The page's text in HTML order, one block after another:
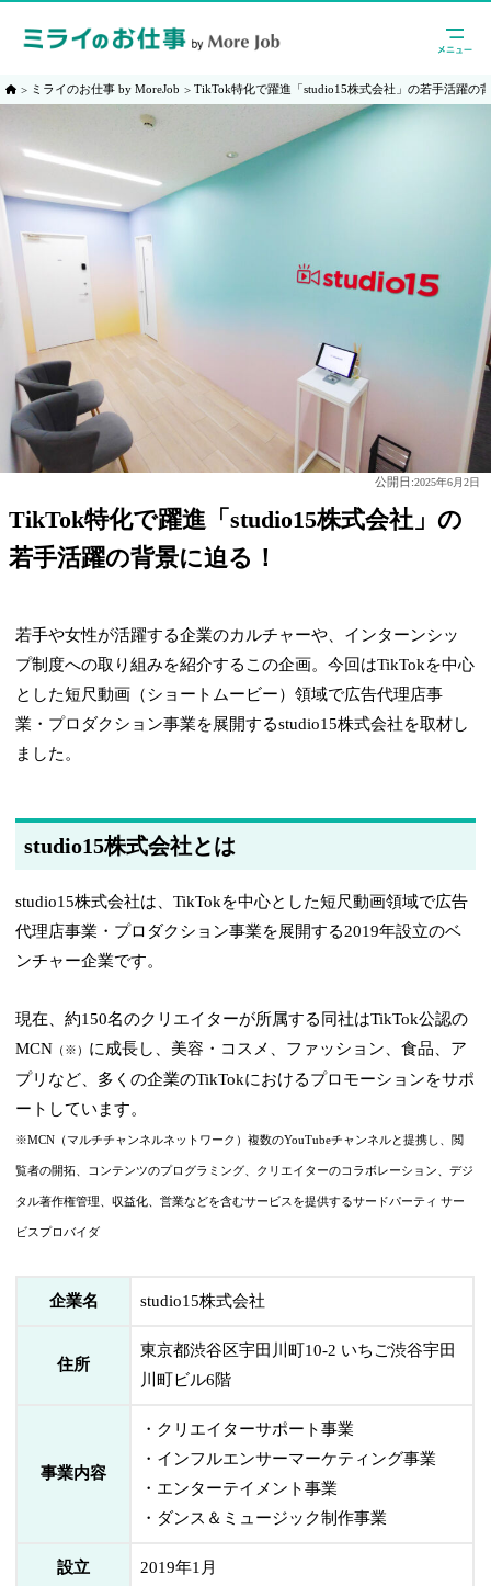
ミライのお仕事 by MoreJob TikTok特化で躍進「studio15株式会社」の若手活躍の
公開日:2025年6月2日
TikTok特化で躍進「studio15株式会社」の
若手活躍の背景に迫る！
若手や女性が活躍する企業のカルチャーや、インターンシッ
プ制度への取り組みを紹介するこの企画。今回はTikTokを中心
とした短尺動画（ショートムービー）領域で広告代理店事
業・プロダクション事業を展開するstudio15株式会社を取材し
ました。
studio15株式会社とは
studio15株式会社は、TikTokを中心とした短尺動画領域で広告
代理店事業・プロダクション事業を展開する2019年設立のベ
ンチャー企業です。
現在、約150名のクリエイターが所属する同社はTikTok公認の
MCN （※） に成長し、美容・コスメ、ファッション、食品、ア
プリなど、多くの企業のTikTokにおけるプロモーションをサポ
ートしています。
※MCN（マルチチャンネルネットワーク）複数のYouTubeチャンネルと提携し、閲
覧者の開拓、コンテンツのプログラミング、クリエイターのコラボレーション、デジ
タル著作権管理、収益化、営業などを含むサービスを提供するサードパーティ サー
ビスプロバイダ
企業名 studio15株式会社
住所
東京都渋谷区宇田川町10-2 いちご渋谷宇田
川町ビル6階
事業内容
・クリエイターサポート事業
・インフルエンサーマーケティング事業
・エンターテイメント事業
・ダンス＆ミュージック制作事業
設立 2019年1月